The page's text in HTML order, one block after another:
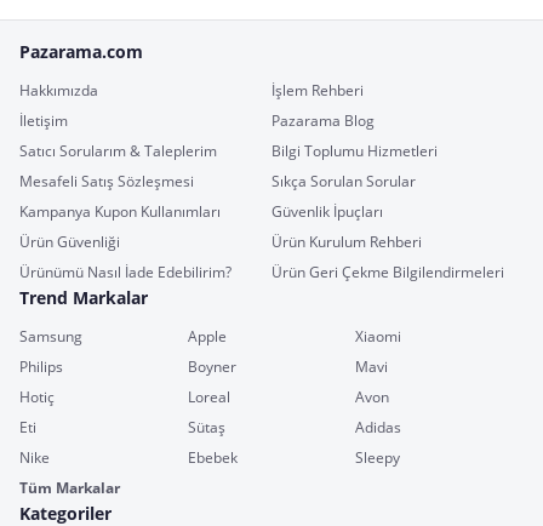
Pazarama.com
Hakkımızda
İşlem Rehberi
İletişim
Pazarama Blog
Satıcı Sorularım & Taleplerim
Bilgi Toplumu Hizmetleri
Mesafeli Satış Sözleşmesi
Sıkça Sorulan Sorular
Kampanya Kupon Kullanımları
Güvenlik İpuçları
Ürün Güvenliği
Ürün Kurulum Rehberi
Ürünümü Nasıl İade Edebilirim?
Ürün Geri Çekme Bilgilendirmeleri
Trend Markalar
Samsung Apple
Xiaomi
Philips
Boyner
Mavi
Hotiç
Loreal
Avon
Eti
Sütaş
Adidas
Nike
Ebebek
Sleepy
Tüm Markalar
Kategoriler